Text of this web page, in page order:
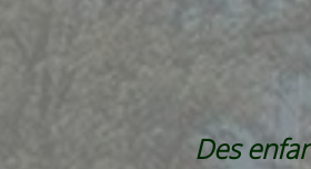
Des